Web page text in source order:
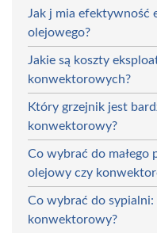
Jak j mia efektywność
olejowego?
Jakie są koszty
konwektorowych?
Który grzejnik jest
konwektorowy?
Co wybrać do małego
olejowy czy
Co wybrać do
konwektorowy?